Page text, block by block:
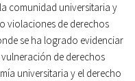
comunidad universitaria y
violaciones de derechos
se ha logrado evidenciar
de derechos
universitaria y el derecho